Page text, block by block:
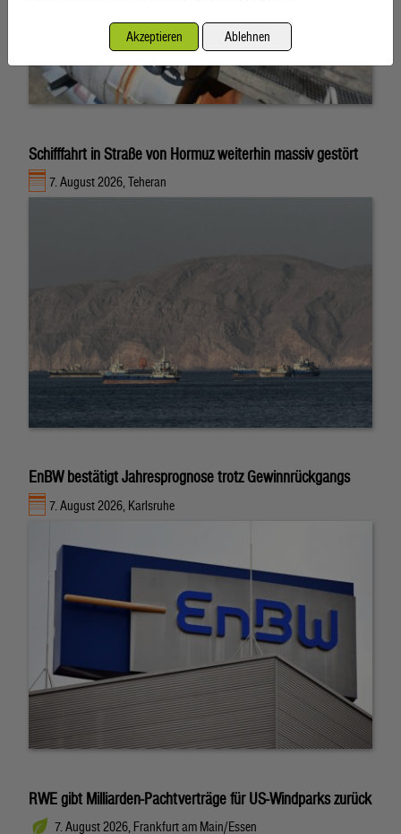
Schifffahrt in Straße von Hormuz weiterhin massiv gestört
7. August 2026, Teheran
EnBW bestätigt Jahresprognose trotz Gewinnrückgangs
7. August 2026, Karlsruhe
RWE gibt Milliarden-Pachtverträge für US-Windparks zurück
7. August 2026, Frankfurt am Main/Essen
Akzeptieren Ablehnen